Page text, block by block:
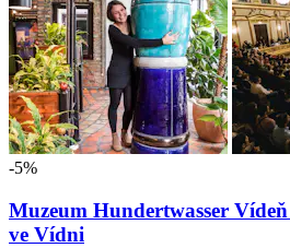
-5%
Muzeum Hundertwasser
ve Vídni